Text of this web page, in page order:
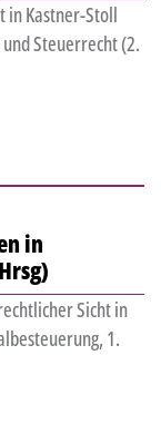
in Kastner-Stoll
und Steuerrecht (2.
in
Sicht in
1.